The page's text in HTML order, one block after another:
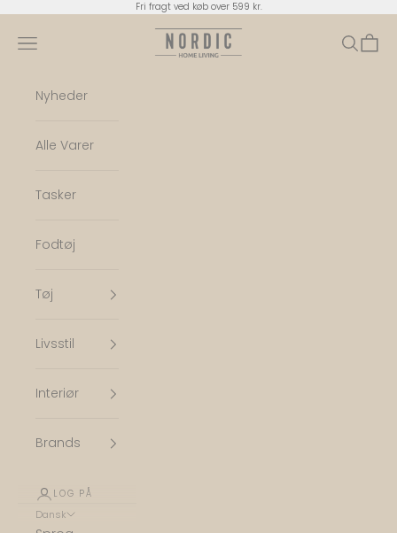
Fri fragt ved køb over 599 kr.
Nordic Home Living
Menu Søg
Nyheder
Alle Varer
Tasker
Fodtøj
Tøj
Livsstil
Interiør
Brands
LOG PÅ
Dansk